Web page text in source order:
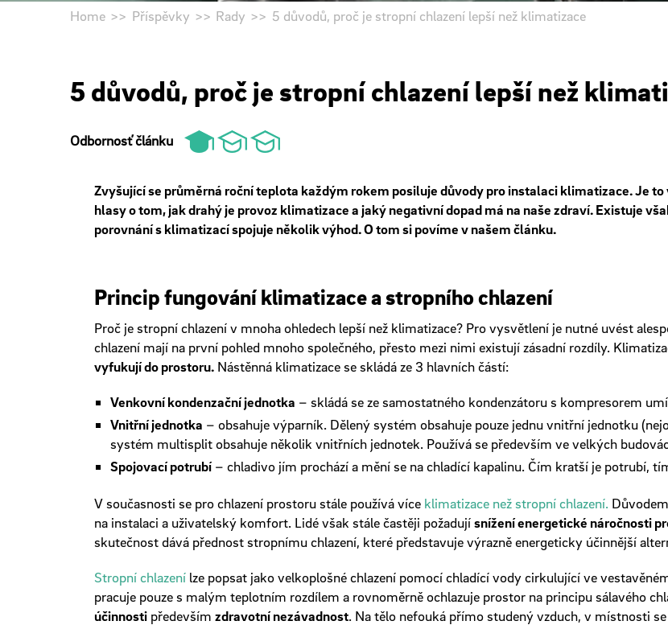
Home Příspěvky Rady 5 důvodů, proč je stropní chlazení lepší než klimatizace
5 důvodů, proč je stropní chlazení lepší než
Odbornosť článku
Zvyšující se průměrná roční teplota každým rokem posiluje důvody pro instalaci klimatizace. Je
hlasy o tom, jak drahý je provoz klimatizace a jaký negativní dopad má na naše zdraví. Existuje
porovnání s klimatizací spojuje několik výhod. O tom si povíme v našem článku.
Princip fungování klimatizace a stropního chlazení
Proč je stropní chlazení v mnoha ohledech lepší než klimatizace? Pro vysvětlení je nutné uvést
chlazení mají na první pohled mnoho společného, přesto mezi nimi existují zásadní rozdíly.
vyfukují do prostoru.Nástěnná klimatizace se skládá ze 3 hlavních částí:
Venkovní kondenzační jednotka – skládá se ze samostatného kondenzátoru s kompresorem
Vnitřní jednotka – obsahuje výparník. Dělený systém obsahuje pouze jednu vnitřní jednotku
systém multisplit obsahuje několik vnitřních jednotek. Používá se především ve velkých
Spojovací potrubí– chladivo jím prochází a mění se na chladící kapalinu. Čím kratší je potrubí,
V současnosti se pro chlazení prostoru stále používá více klimatizace než stropní chlazení.
na instalaci a uživatelský komfort. Lidé však stále častěji požadujísnížení energetické náročnosti
skutečnost dává přednost stropnímu chlazení, které představuje výrazně energeticky účinnější
Stropní chlazenílze popsat jako velkoplošné chlazení pomocí chladící vody cirkulující ve
pracuje pouze s malým teplotním rozdílem a rovnoměrně ochlazuje prostor na principu sálavého
účinnostipředevším zdravotní nezávadnost. Na tělo nefouká přímo studený vzduch, v místnosti